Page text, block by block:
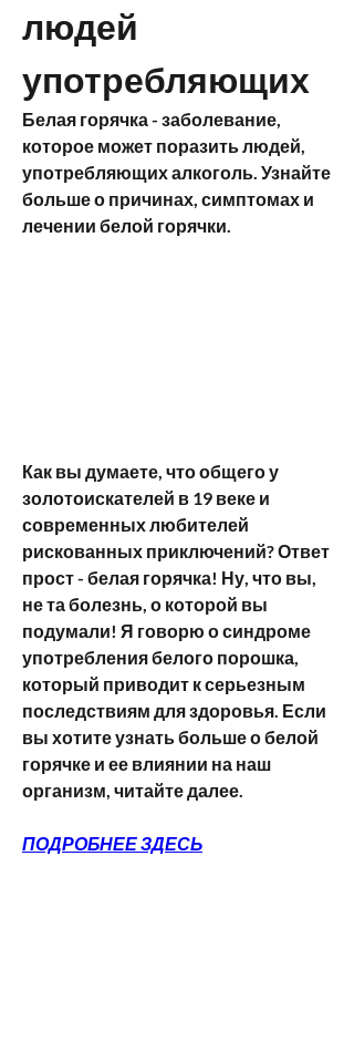
людей
употребляющих
Белая горячка - заболевание,
которое может поразить людей,
употребляющих алкоголь. Узнайте
больше о причинах, симптомах и
лечении белой горячки.
Как вы думаете, что общего у
золотоискателей в 19 веке и
современных любителей
рискованных приключений? Ответ
прост - белая горячка! Ну, что вы,
не та болезнь, о которой вы
подумали! Я говорю о синдроме
употребления белого порошка,
который приводит к серьезным
последствиям для здоровья. Если
вы хотите узнать больше о белой
горячке и ее влиянии на наш
организм, читайте далее.
ПОДРОБНЕЕ ЗДЕСЬ